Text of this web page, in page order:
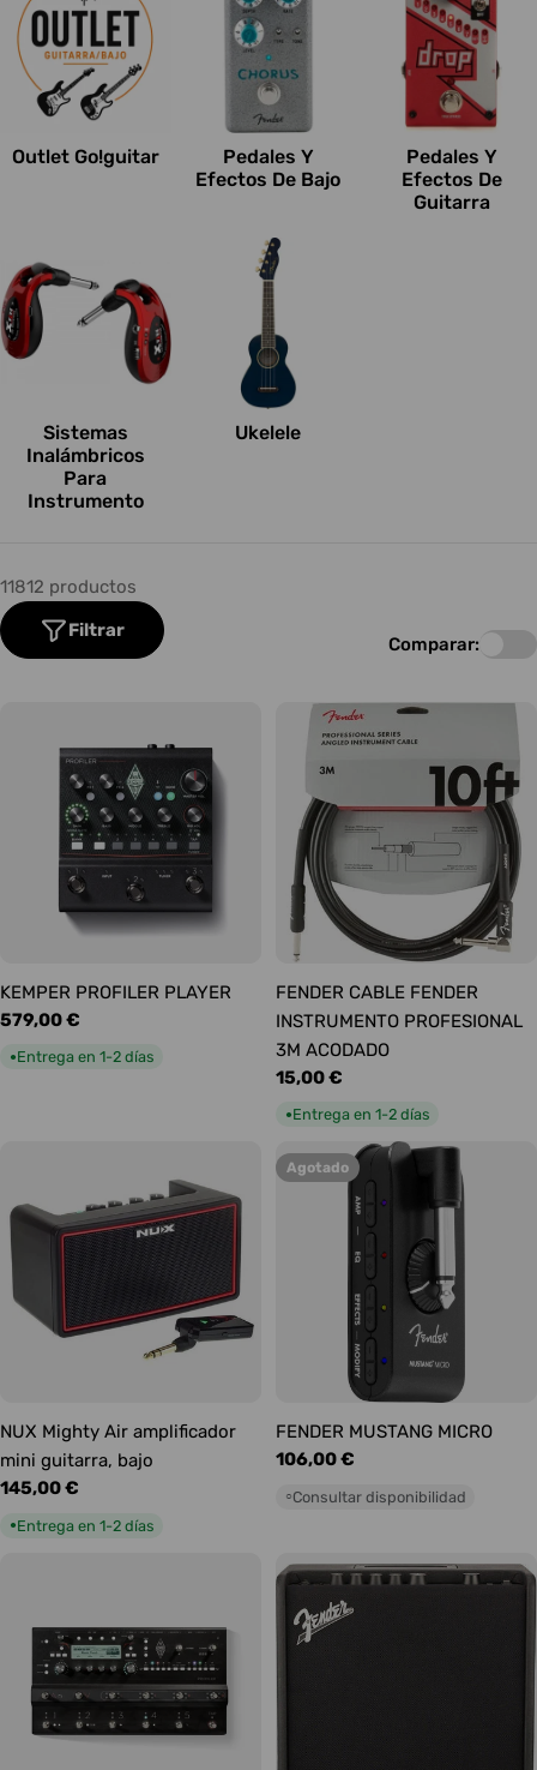
Outlet Go!guitar
Pedales Y
Efectos De Bajo
Pedales Y
Efectos De
Guitarra
Sistemas
Inalámbricos
Para
Instrumento
Ukelele
11812 productos
Filtrar
Comparar:
KEMPER PROFILER PLAYER
Precio
habitual
579,00 €
●Entrega en 1-2 días
FENDER CABLE FENDER
INSTRUMENTO PROFESIONAL
3M ACODADO
Precio
habitual
15,00 €
●Entrega en 1-2 días
NUX Mighty Air amplificador
mini guitarra, bajo
Precio
145,00 €
●Entrega en 1-2 días
Agotado
FENDER MUSTANG MICRO
Precio
106,00 €
○Consultar disponibilidad